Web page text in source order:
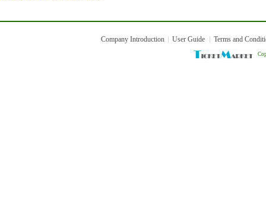
Company Introduction User Guide Terms and